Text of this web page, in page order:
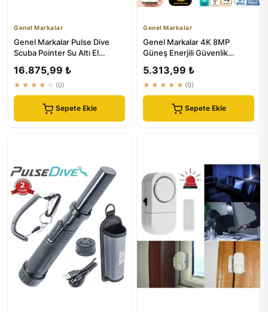
Genel Markalar
Genel Markalar Pulse Dive
Scuba Pointer Su Altı El
16.875,99 ₺
★★★★★ (0)
Sepete Ekle
Genel Markalar
Genel Markalar 4K 8MP
Güneş Enerjili Güvenlik
5.313,99 ₺
★★★★★ (0)
Sepete Ekle